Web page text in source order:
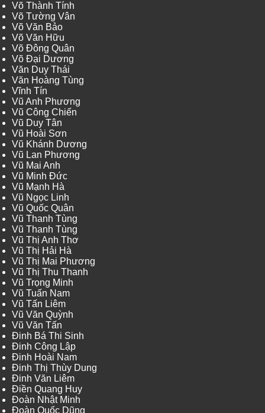
Võ Thành Tính
Võ Tường Vân
Võ Văn Bảo
Võ Văn Hữu
Võ Đông Quân
Võ Đại Dương
Văn Duy Thái
Văn Hoàng Tùng
Vĩnh Tín
Vũ Anh Phương
Vũ Công Chiến
Vũ Duy Tân
Vũ Hoài Sơn
Vũ Khánh Dương
Vũ Lan Phương
Vũ Mai Anh
Vũ Minh Đức
Vũ Mạnh Hà
Vũ Ngọc Linh
Vũ Quốc Quân
Vũ Thanh Tùng
Vũ Thanh Tùng
Vũ Thị Anh Thơ
Vũ Thị Hải Hà
Vũ Thị Mai Phương
Vũ Thị Thu Thanh
Vũ Trọng Minh
Vũ Tuấn Nam
Vũ Tấn Liêm
Vũ Văn Quỳnh
Vũ Văn Tấn
Đinh Bá Thi Sinh
Đinh Công Lập
Đinh Hoài Nam
Đinh Thị Thùy Dung
Đinh Văn Liêm
Điền Quang Huy
Đoàn Nhật Minh
Đoàn Quốc Dũng